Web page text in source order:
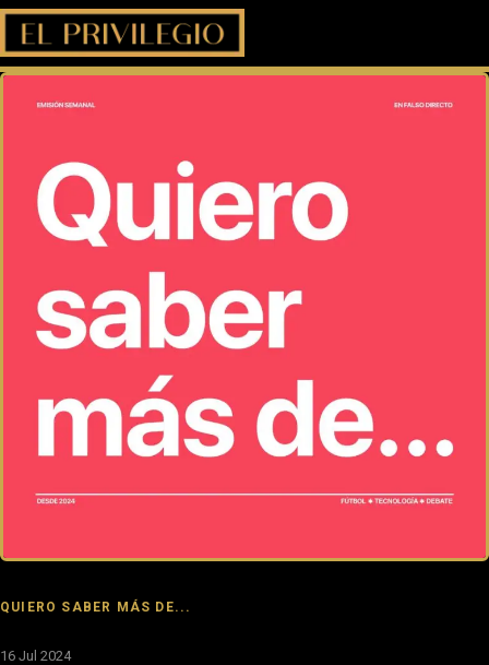
QUIERO SABER MÁS DE...
16 Jul 2024